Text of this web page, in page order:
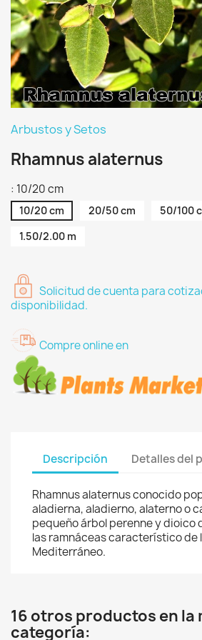
Arbustos y Setos
Rhamnus alaternus
: 10/20 cm
10/20 cm 20/50 cm 50/100
1.50/2.00 m
Solicitud de cuenta para
disponibilidad.
Compre online en
Descripción Detalles del
Rhamnus alaternus conocido
aladierna, aladierno, alaterno o
pequeño árbol perenne y dioico
las ramnáceas característico de
Mediterráneo.
16 otros productos en la
categoría: